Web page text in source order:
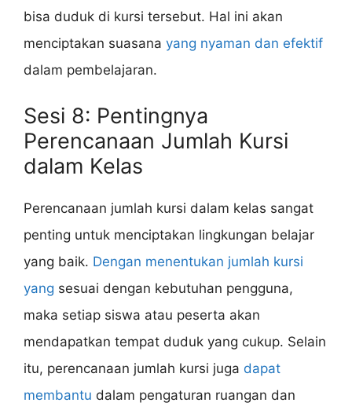
bisa duduk di kursi tersebut. Hal ini akan
menciptakan suasana yang nyaman dan efektif
dalam pembelajaran.
Sesi 8: Pentingnya
Perencanaan Jumlah Kursi
dalam Kelas
Perencanaan jumlah kursi dalam kelas sangat
penting untuk menciptakan lingkungan belajar
yang baik. Dengan menentukan jumlah kursi
yang sesuai dengan kebutuhan pengguna,
maka setiap siswa atau peserta akan
mendapatkan tempat duduk yang cukup. Selain
itu, perencanaan jumlah kursi juga dapat
membantu dalam pengaturan ruangan dan